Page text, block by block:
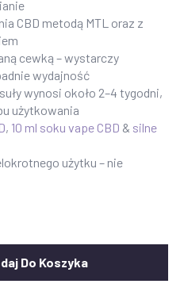
CBD metodą MTL oraz z
cewką – wystarczy
wydajność
wynosi około 2–4 tygodni,
użytkowania
, 10 ml soku vape CBD & silne
użytku – nie
Do Koszyka